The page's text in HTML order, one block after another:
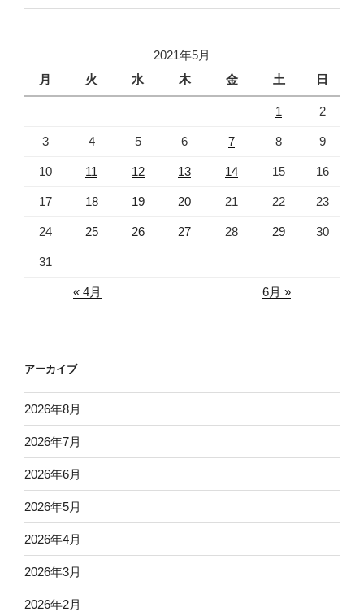
2021年5月
月
火 水 木 金 土 日
1 2
3 4 5 6 7 8 9
10 11 12 13 14 15 16
17 18 19 20 21 22 23
24 25 26 27 28 29 30
31
« 4月 6月 »
アーカイブ
2026年8月
2026年7月
2026年6月
2026年5月
2026年4月
2026年3月
2026年2月